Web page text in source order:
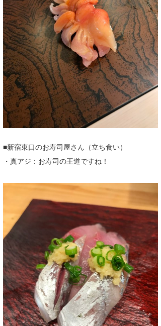
■新宿東口のお寿司屋さん（立ち食い）
・真アジ：お寿司の王道ですね！